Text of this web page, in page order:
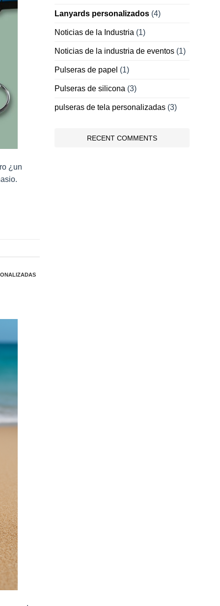
¿un
Lanyards personalizados (4)
Noticias de la Industria (1)
Noticias de la industria de eventos (1)
Pulseras de papel (1)
Pulseras de silicona (3)
pulseras de tela personalizadas (3)
RECENT COMMENTS